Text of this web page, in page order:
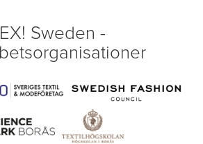
Sweden -